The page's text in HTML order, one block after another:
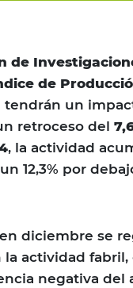
de
de
tendrán un
retroceso del
, la actividad
12,3% por
diciembre se
la actividad
negativa del